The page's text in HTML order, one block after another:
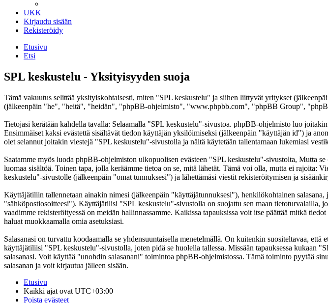
UKK
Kirjaudu sisään
Rekisteröidy
Etusivu
Etsi
SPL keskustelu - Yksityisyyden suoja
Tämä vakuutus selittää yksityiskohtaisesti, miten "SPL keskustelu" ja siihen liittyvät yritykset
(jälkeenpäin "he", "heitä", "heidän", "phpBB-ohjelmisto", "www.phpbb.com", "phpBB Group",
Tietojasi kerätään kahdella tavalla: Selaamalla "SPL keskustelu"-sivustoa. phpBB-ohjelmisto luo
Ensimmäiset kaksi evästettä sisältävät tiedon käyttäjän yksilöimiseksi (jälkeenpäin "käyttäjän id") ja
olet selannut joitakin viestejä "SPL keskustelu"-sivustolla ja näitä käytetään tallentamaan lukemiasi
Saatamme myös luoda phpBB-ohjelmiston ulkopuolisen evästeen "SPL keskustelu"-sivustolta,
luomaa sisältöä. Toinen tapa, jolla keräämme tietoa on se, mitä lähetät. Tämä voi olla, mutta ei
keskustelu"-sivustolle (jälkeenpäin "omat tunnuksesi") ja lähettämäsi viestit rekisteröitymisen ja
Käyttäjätiliin tallennetaan ainakin nimesi (jälkeenpäin "käyttäjätunnuksesi"), henkilökohtainen
"sähköpostiosoitteesi"). Käyttäjätilisi "SPL keskustelu"-sivustolla on suojattu sen maan tietoturvalailla,
vaadimme rekisteröityessä on meidän hallinnassamme. Kaikissa tapauksissa voit itse päättää mitkä
haluat muokkaamalla omia asetuksiasi.
Salasanasi on turvattu koodaamalla se yhdensuuntaisella menetelmällä. On kuitenkin suositeltavaa,
käyttäjätiliisi "SPL keskustelu"-sivustolla, joten pidä se huolella tallessa. Missään tapauksessa
salasanasi. Voit käyttää "unohdin salasanani" toimintoa phpBB-ohjelmistossa. Tämä toiminto pyytää
salasanan ja voit kirjautua jälleen sisään.
Etusivu
Kaikki ajat ovat UTC+03:00
Poista evästeet